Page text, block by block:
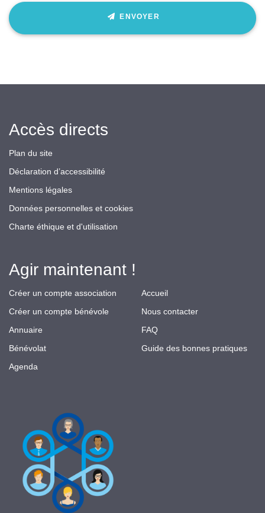
ENVOYER
Accès directs
Plan du site
Déclaration d’accessibilité
Mentions légales
Données personnelles et cookies
Charte éthique et d'utilisation
Agir maintenant !
Créer un compte association
Créer un compte bénévole
Annuaire
Bénévolat
Agenda
Accueil
Nous contacter
FAQ
Guide des bonnes pratiques